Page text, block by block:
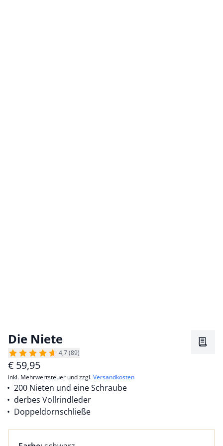
Die Niete
4,7 (89)
€ 59,95
inkl. Mehrwertsteuer und zzgl.Versandkosten
200 Nieten und eine Schraube
derbes Vollrindleder
Doppeldornschließe